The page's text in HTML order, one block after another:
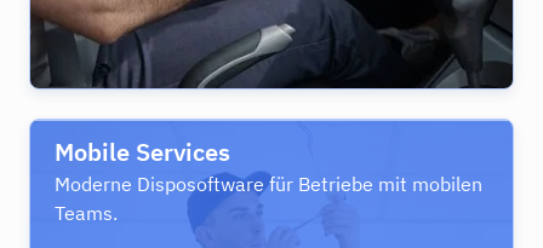
Mobile Services
Moderne Disposoftware für Betriebe mit mobilen
Teams.